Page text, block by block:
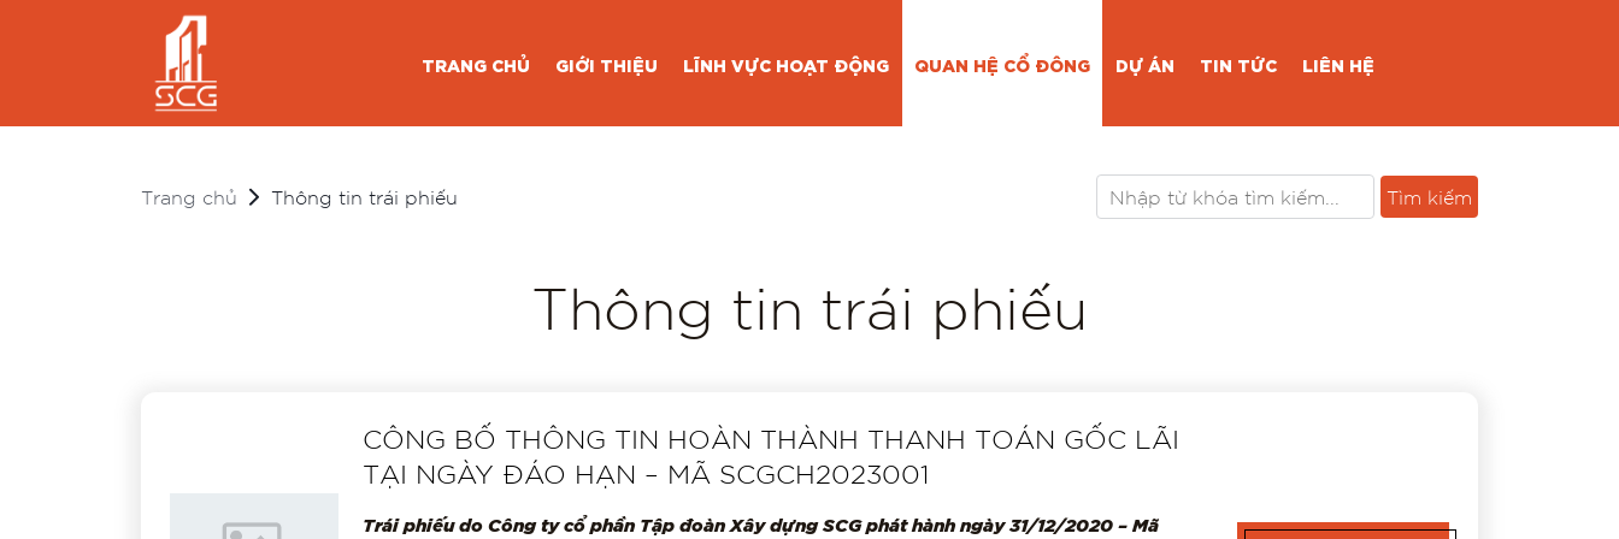
TRANG CHỦ GIỚI THIỆU LĨNH VỰC HOẠT ĐỘNG QUAN HỆ CỔ ĐÔNG DỰ ÁN TIN TỨC LIÊN HỆ
Trang chủ Thông tin trái phiếu Tìm kiếm
Thông tin trái phiếu
CÔNG BỐ THÔNG TIN HOÀN THÀNH THANH TOÁN GỐC LÃI
TẠI NGÀY ĐÁO HẠN – MÃ SCGCH2023001
Trái phiếu do Công ty cổ phần Tập đoàn Xây dựng SCG phát hành ngày 31/12/2020 – Mã